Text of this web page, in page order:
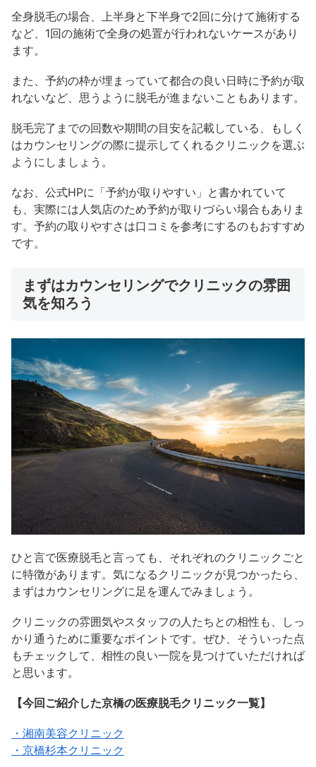
全身脱毛の場合、上半身と下半身で2回に分けて施術する
など、1回の施術で全身の処置が行われないケースがあり
ます。
また、予約の枠が埋まっていて都合の良い日時に予約が取
れないなど、思うように脱毛が進まないこともあります。
脱毛完了までの回数や期間の目安を記載している、もしく
はカウンセリングの際に提示してくれるクリニックを選ぶ
ようにしましょう。
なお、公式HPに「予約が取りやすい」と書かれていて
も、実際には人気店のため予約が取りづらい場合もありま
す。予約の取りやすさは口コミを参考にするのもおすすめ
です。
まずはカウンセリングでクリニックの雰囲
気を知ろう
ひと言で医療脱毛と言っても、それぞれのクリニックごと
に特徴があります。気になるクリニックが見つかったら、
まずはカウンセリングに足を運んでみましょう。
クリニックの雰囲気やスタッフの人たちとの相性も、しっ
かり通うために重要なポイントです。ぜひ、そういった点
もチェックして、相性の良い一院を見つけていただければ
と思います。
【今回ご紹介した京橋の医療脱毛クリニック一覧】
・湘南美容クリニック
・京橋杉本クリニック